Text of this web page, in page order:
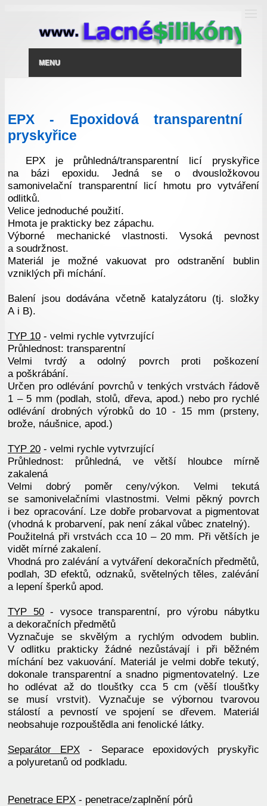
MENU
EPX - Epoxidová transparentní
pryskyřice
EPX je průhledná/transparentní licí pryskyřice
na bázi epoxidu. Jedná se o dvousložkovou
samonivelační transparentní licí hmotu pro vytváření
odlitků.
Velice jednoduché použití.
Hmota je prakticky bez zápachu.
Výborné mechanické vlastnosti. Vysoká pevnost
a soudržnost.
Materiál je možné vakuovat pro odstranění bublin
vzniklých při míchání.
Balení jsou dodávána včetně katalyzátoru (tj. složky
A i B).
TYP 10 - velmi rychle vytvrzující
Průhlednost: transparentní
Velmi tvrdý a odolný povrch proti poškození
a poškrábání.
Určen pro odlévání povrchů v tenkých vrstvách řádově
1 – 5 mm (podlah, stolů, dřeva, apod.) nebo pro rychlé
odlévání drobných výrobků do 10 - 15 mm (prsteny,
brože, náušnice, apod.)
TYP 20 - velmi rychle vytvrzující
Průhlednost: průhledná, ve větší hloubce mírně
zakalená
Velmi dobrý poměr ceny/výkon. Velmi tekutá
se samonivelačními vlastnostmi. Velmi pěkný povrch
i bez opracování. Lze dobře probarvovat a pigmentovat
(vhodná k probarvení, pak není zákal vůbec znatelný).
Použitelná při vrstvách cca 10 – 20 mm. Při větších je
vidět mírné zakalení.
Vhodná pro zalévání a vytváření dekoračních předmětů,
podlah, 3D efektů, odznaků, světelných těles, zalévání
a lepení šperků apod.
TYP 50- vysoce transparentní, pro výrobu nábytku
a dekoračních předmětů
Vyznačuje se skvělým a rychlým odvodem bublin.
V odlitku prakticky žádné nezůstávají i při běžném
míchání bez vakuování. Materiál je velmi dobře tekutý,
dokonale transparentní a snadno pigmentovatelný. Lze
ho odlévat až do tloušťky cca 5 cm (věší tloušťky
se musí vrstvit). Vyznačuje se výbornou tvarovou
stálostí a pevností ve spojení se dřevem. Materiál
neobsahuje rozpouštědla ani fenolické látky.
Separátor EPX - Separace epoxidových pryskyřic
a polyuretanů od podkladu.
Penetrace EPX - penetrace/zaplnění pórů